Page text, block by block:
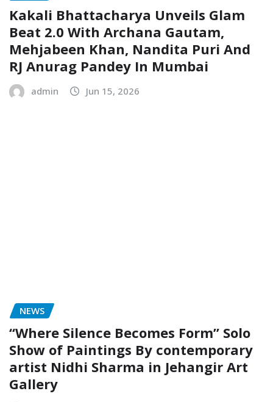
Kakali Bhattacharya Unveils Glam
Beat 2.0 With Archana Gautam,
Mehjabeen Khan, Nandita Puri And
RJ Anurag Pandey In Mumbai
admin Jun 15, 2026
NEWS
“Where Silence Becomes Form” Solo
Show of Paintings By contemporary
artist Nidhi Sharma in Jehangir Art
Gallery